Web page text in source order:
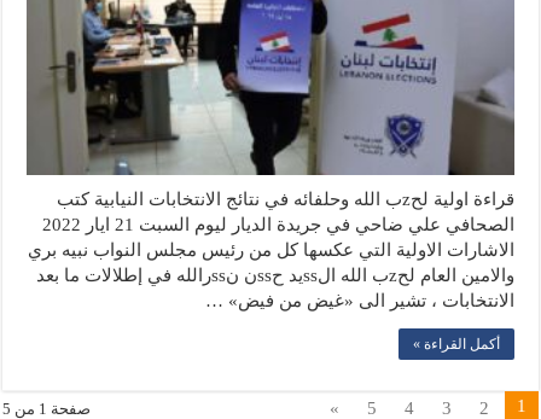
قراءة اولية لحzب الله وحلفائه في نتائج الانتخابات النيابية كتب
الصحافي علي ضاحي في جريدة الديار ليوم السبت 21 ايار 2022
الاشارات الاولية التي عكسها كل من رئيس مجلس النواب نبيه بري
والامين العام لحzب الله الssيد حssن نssرالله في إطلالات ما بعد
الانتخابات ، تشير الى «غيض من فيض» …
أكمل القراءة »
صفحة 1 من 5 1
2
3
4
5
»